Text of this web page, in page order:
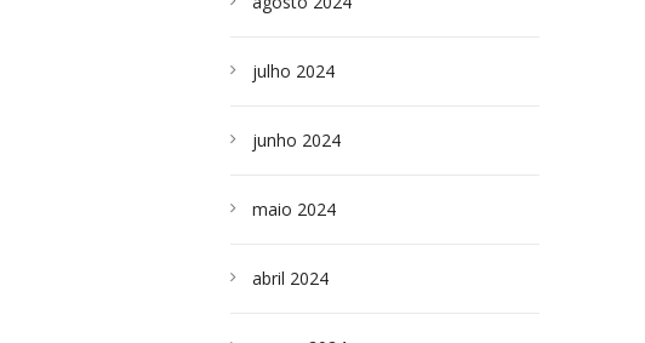
julho 2024
junho 2024
maio 2024
abril 2024